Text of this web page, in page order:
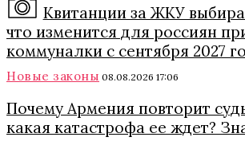
Квитанции за ЖКУ
что изменится для россиян
коммуналки с сентября 2027
Новые законы 08.08.2026 17:06
Почему Армения повторит
какая катастрофа ее ждет?